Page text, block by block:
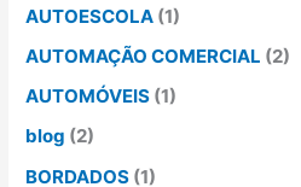
AUTOESCOLA (1)
AUTOMAÇÃO COMERCIAL (2)
AUTOMÓVEIS (1)
blog (2)
BORDADOS (1)